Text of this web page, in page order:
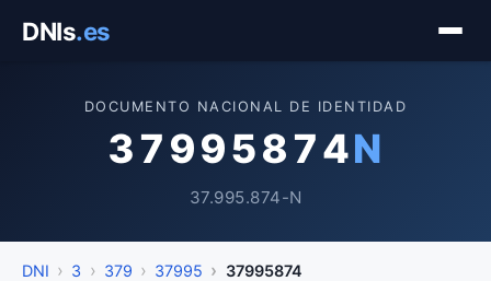
DNIs.es
DOCUMENTO NACIONAL DE IDENTIDAD
37995874N
37.995.874-N
DNI 3 379 37995 37995874